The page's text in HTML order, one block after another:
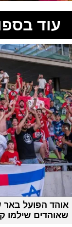
עוד
אוהד הפועל באר
שאוהדים שילמו